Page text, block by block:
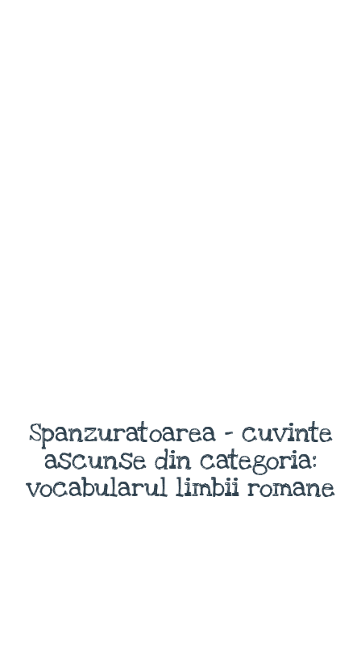
Spanzuratoarea - cuvinte
ascunse din categoria:
vocabularul limbii romane